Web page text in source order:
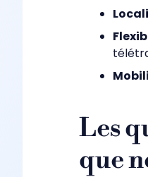
Les
que